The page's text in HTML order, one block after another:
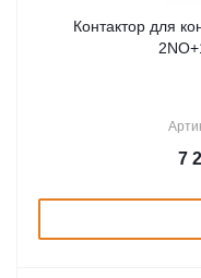
Контактор для
7